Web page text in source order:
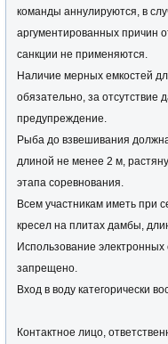
команды аннулируются, в
аргументированных причин
санкции не применяются.
Наличие мерных емкостей
обязательно, за отсутствие
предупреждение.
Рыба до взвешивания
длиной не менее 2 м,
этапа соревнования.
Всем участникам иметь при
кресел на плитах дамбы,
Использование
запрещено.
Вход в воду категорически
Контактное лицо,